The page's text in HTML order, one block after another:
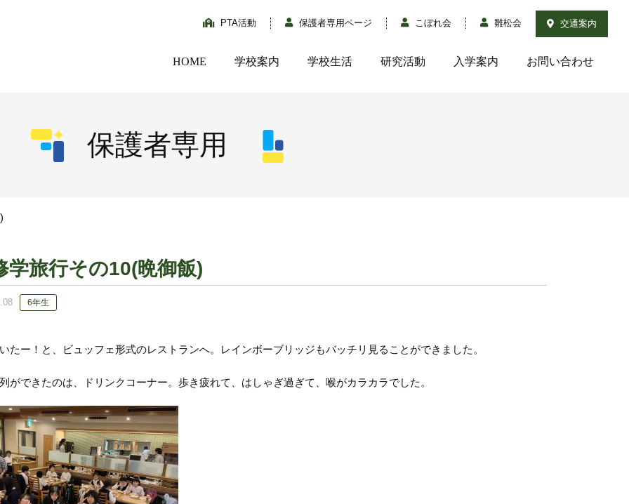
PTA活動 保護者専用ページ こぼれ会 雛松会 交通案内
HOME 学校案内 学校生活 研究活動 入学案内 お問い合わせ
保護者専用
学旅行その10(晩御飯)
6年生
たー！と、ビュッフェ形式のレストランへ。レインボーブリッジもバッチリ見ることができました。
ができたのは、ドリンクコーナー。歩き疲れて、はしゃぎ過ぎて、喉がカラカラでした。